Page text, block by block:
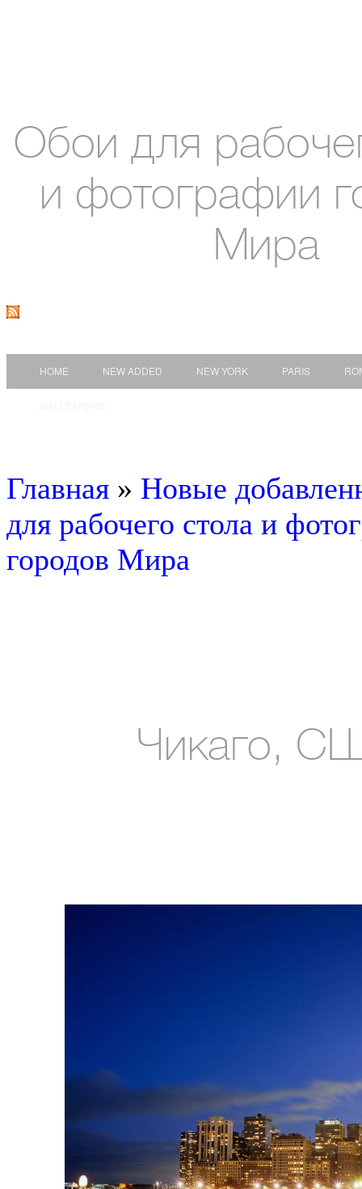
Обои для
и фотографии
Мира
HOME NEW ADDED NEW YORK PARIS
Главная » Новые
для рабочего стола и
городов Мира
Чикаго,